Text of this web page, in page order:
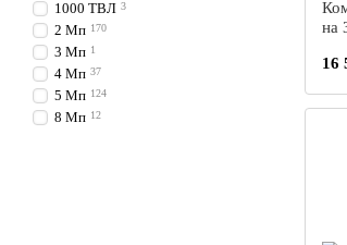
на
16
1000 ТВЛ 3
2 Мп 170
3 Мп 1
4 Мп 37
5 Мп 124
8 Мп 12